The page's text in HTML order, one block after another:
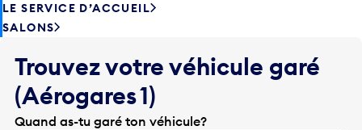
LE SERVICE D’ACCUEIL
SALONS
Trouvez votre véhicule garé
(Aérogares 1)
Quand as-tu garé ton véhicule?